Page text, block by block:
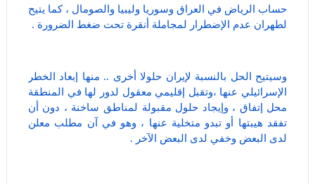
حساب الرياض في العراق وسوريا وليبيا والصومال ، كما يتيح
لطهران عدم الإضطرار لمجاملة أنقرة تحت ضغط الضرورة .
وسيتيح الحل بالنسبة لإيران حلولا أخرى .. منها إبعاد الخطر
الإسرائيلي عنها ،وتقبل إقليمي معقول لدور لها في المنطقة
محل إتفاق ، وإيجاد حلول مقبولة لمناطق ساخنة ، دون أن
تفقد هيبتها أو تبدو متخلية عنها ، وهو في آن مطلب معلن
لدى البعض وخفي لدى البعض الآخر .